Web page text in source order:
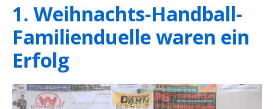
1. Weihnachts-Handball-
Familienduelle waren ein
Erfolg